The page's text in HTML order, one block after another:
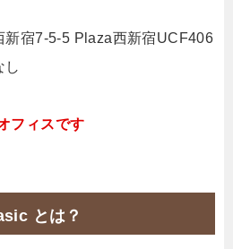
新宿7-5-5 Plaza西新宿UCF406
し
フィスです
とは？